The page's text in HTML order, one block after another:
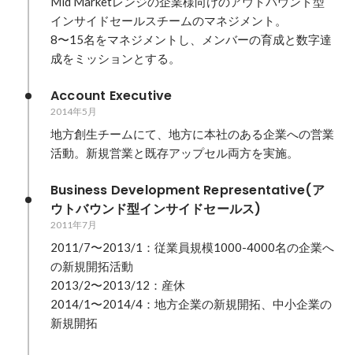
インサイドセールスチームのマネジメント。
8〜15名をマネジメントし、メンバーの育成と数字達
成をミッションとする。
Account Executive
2014年5月
地方創生チームにて、地方に本社のある企業への営業
活動。新規営業と既存アップセル両方を実施。
Business Development Representative(ア
ウトバウンド型インサイドセールス)
2011年7月
2011/7〜2013/1：従業員規模1000-4000名の企業へ
の新規開拓活動
2013/2〜2013/12：産休
2014/1〜2014/4：地方企業の新規開拓、中小企業の
新規開拓